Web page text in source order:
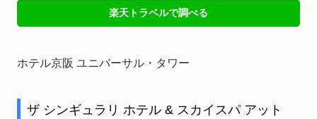
楽天トラベルで調べる
ホテル京阪 ユニバーサル・タワー
ザ シンギュラリ ホテル & スカイスパ アット